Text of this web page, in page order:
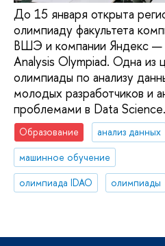
До 15 января открыта
олимпиаду факультета
ВШЭ и компании Яндекс —
Analysis Olympiad. Одна
олимпиады по анализу
молодых разработчиков и
проблемами в Data Science.
Образование
анализ данных
машинное обучение
олимпиада IDAO
олимпиады